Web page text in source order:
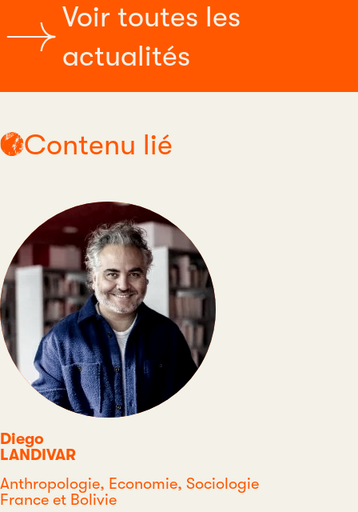
Voir toutes les
actualités
Contenu lié
Diego
LANDIVAR
Discipline
Anthropologie, Economie, Sociologie
Pays
France et Bolivie